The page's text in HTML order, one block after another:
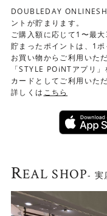
DOUBLEDAY
ントが貯まります。
ご購入額に応じて1〜最
貯まったポイントは、1
お買い物からご利用いた
「STYLE POiNTアプリ
カードとしてご利用いた
詳しくは こちら
REAL SHOP- 実